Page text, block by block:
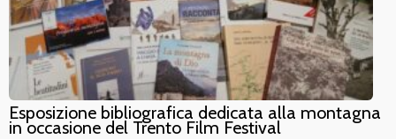
Esposizione bibliografica dedicata alla montagna
in occasione del Trento Film Festival